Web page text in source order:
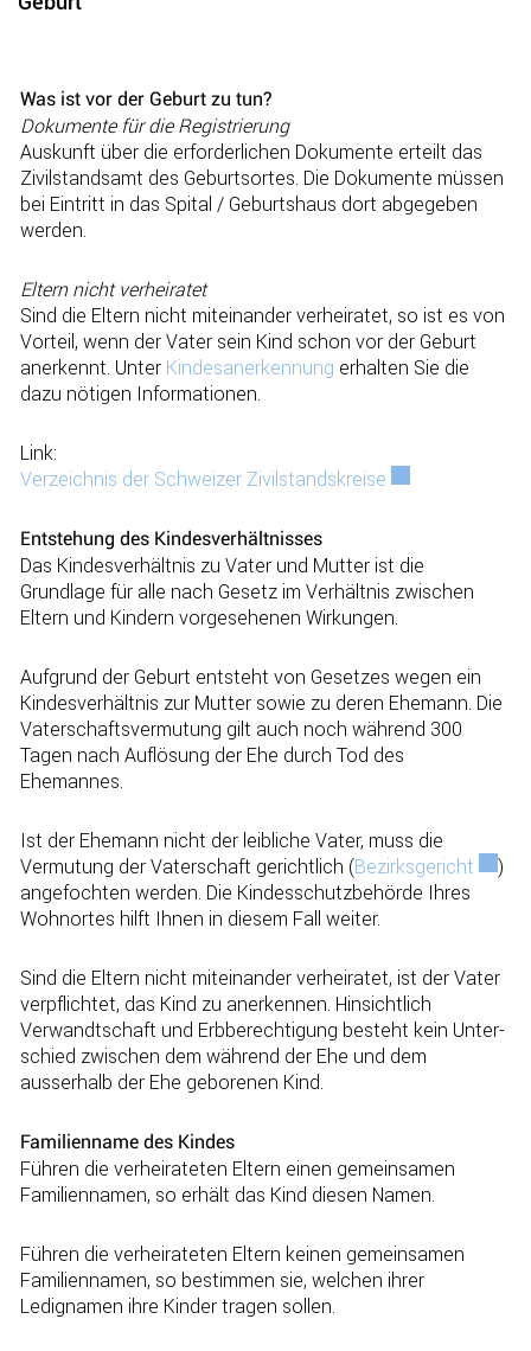
Was ist vor der Geburt zu tun?
Dokumente für die Registrierung
Auskunft über die erforderlichen Dokumente erteilt das
Zivilstandsamt des Geburtsortes. Die Dokumente müssen
bei Eintritt in das Spital / Geburtshaus dort abgegeben
werden.
Eltern nicht verheiratet
Sind die Eltern nicht miteinander verheiratet, so ist es von
Vorteil, wenn der Vater sein Kind schon vor der Geburt
anerkennt. Unter Kindesanerkennung erhalten Sie die
dazu nötigen Informationen.
Link:
Verzeichnis der Schweizer Zivilstandskreise Externer Link
Entstehung des Kindesverhältnisses
Das Kindesverhältnis zu Vater und Mutter ist die
Grundlage für alle nach Gesetz im Verhältnis zwischen
Eltern und Kindern vor­gesehenen Wirkungen.
Aufgrund der Geburt entsteht von Gesetzes wegen ein
Kindes­verhältnis zur Mutter sowie zu deren Ehemann. Die
Vater­schaftsvermutung gilt auch noch während 300
Tagen nach Auflösung der Ehe durch Tod des
Ehemannes.
Ist der Ehemann nicht der leibliche Vater, muss die
Vermutung der Vaterschaft gerichtlich (Bezirksgericht
)
ange­fochten werden. Die Kindesschutzbehörde Ihres
Wohnortes hilft Ihnen in diesem Fall weiter.
Sind die Eltern nicht miteinander verheiratet, ist der Vater
verpflichtet, das Kind zu aner­kennen. Hinsichtlich
Verwandt­schaft und Erbberechtigung besteht kein Unter­
schied zwischen dem während der Ehe und dem
ausserhalb der Ehe geborenen Kind.
Familienname des Kindes
Führen die verheirateten Eltern einen gemein­samen
Familiennamen, so erhält das Kind diesen Namen.
Führen die verheirateten Eltern keinen gemeinsamen
Familiennamen, so bestimmen sie, welchen ihrer
Ledignamen ihre Kinder tragen sollen.